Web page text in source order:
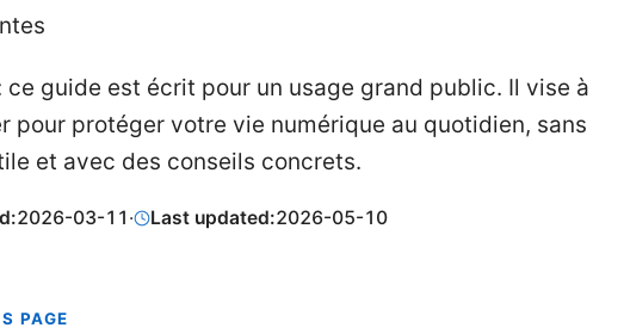
guide est écrit pour un usage grand public. Il vise à
pour protéger votre vie numérique au quotidien, sans
et avec des conseils concrets.
2026-03-11 · Last updated:2026-05-10
PAGE